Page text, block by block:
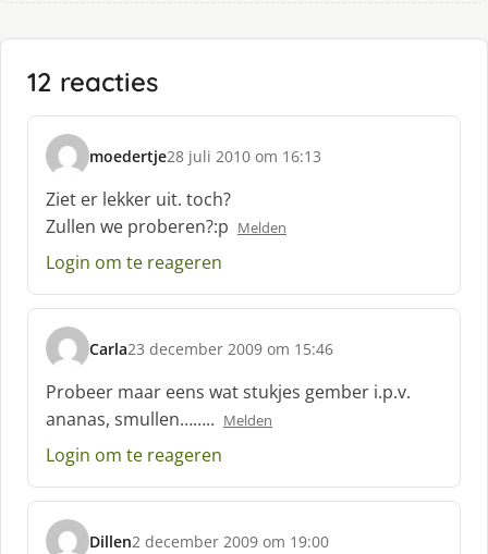
12 reacties
moedertje
s
c
h
r
e
f
28 juli 2010 om 16:13
Ziet er lekker uit. toch?
Zullen we proberen?:p Melden
Login om te reageren
Carla
s
c
h
r
e
f
23 december 2009 om 15:46
Probeer maar eens wat stukjes gember i.p.v.
ananas, smullen…….. Melden
Login om te reageren
Dillen2 december 2009 om 19:00